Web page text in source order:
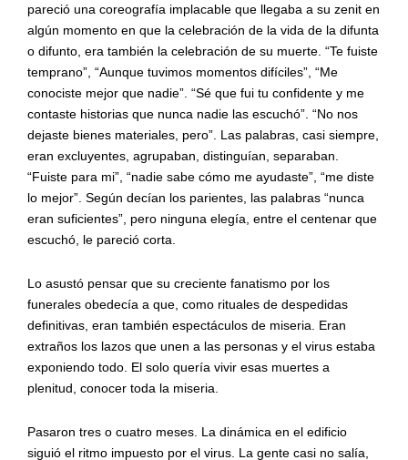
pareció una coreografía implacable que llegaba a su zenit en
algún momento en que la celebración de la vida de la difunta
o difunto, era también la celebración de su muerte. “Te fuiste
temprano”, “Aunque tuvimos momentos difíciles”, “Me
conociste mejor que nadie”. “Sé que fui tu confidente y me
contaste historias que nunca nadie las escuchó”. “No nos
dejaste bienes materiales, pero”. Las palabras, casi siempre,
eran excluyentes, agrupaban, distinguían, separaban.
“Fuiste para mi”, “nadie sabe cómo me ayudaste”, “me diste
lo mejor”. Según decían los parientes, las palabras “nunca
eran suficientes”, pero ninguna elegía, entre el centenar que
escuchó, le pareció corta.
Lo asustó pensar que su creciente fanatismo por los
funerales obedecía a que, como rituales de despedidas
definitivas, eran también espectáculos de miseria. Eran
extraños los lazos que unen a las personas y el virus estaba
exponiendo todo. El solo quería vivir esas muertes a
plenitud, conocer toda la miseria.
Pasaron tres o cuatro meses. La dinámica en el edificio
siguió el ritmo impuesto por el virus. La gente casi no salía,